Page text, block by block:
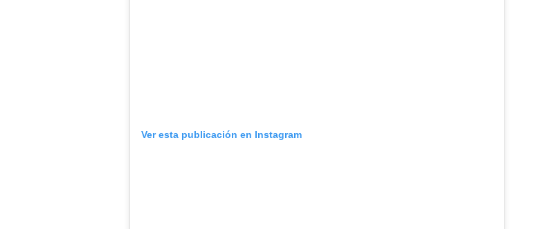
Ver esta publicación en Instagram